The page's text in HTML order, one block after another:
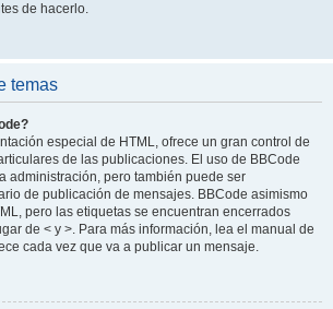
de hacerlo.
temas
especial de HTML, ofrece un gran control de
de las publicaciones. El uso de BBCode
administración, pero también puede ser
de publicación de mensajes. BBCode asimismo
pero las etiquetas se encuentran encerrados
de < y >. Para más información, lea el manual de
cada vez que va a publicar un mensaje.